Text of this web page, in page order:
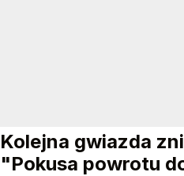
Kolejna gwiazda
"Pokusa powrotu